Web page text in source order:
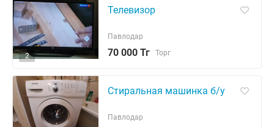
2
Телевизор
70 000 Тг Торг
Павлодар
Стиральная машинка б/у
Павлодар